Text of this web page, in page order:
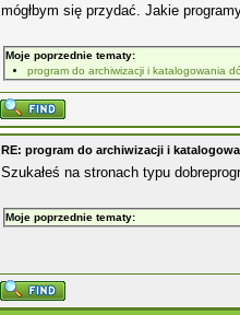
mógłbym się przydać. Jakie
Moje poprzednie tematy:
program do archiwizacji i katalogowania
RE: program do archiwizacji i
Szukałeś na stronach typu
Moje poprzednie tematy: